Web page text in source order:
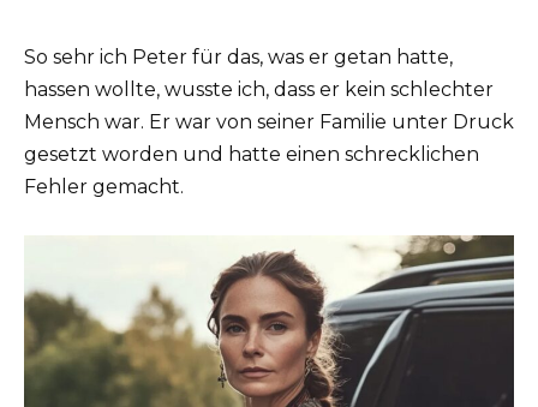
So sehr ich Peter für das, was er getan hatte,
hassen wollte, wusste ich, dass er kein schlechter
Mensch war. Er war von seiner Familie unter Druck
gesetzt worden und hatte einen schrecklichen
Fehler gemacht.